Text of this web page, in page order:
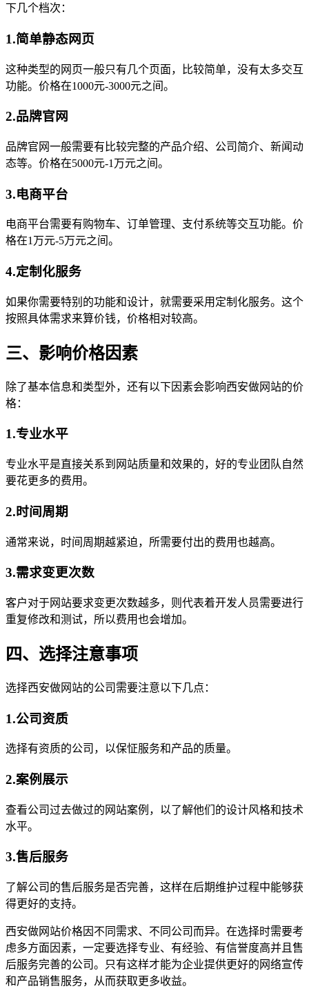
下几个档次：
1.简单静态网页
这种类型的网页一般只有几个页面，比较简单，没有太多交互
功能。价格在1000元-3000元之间。
2.品牌官网
品牌官网一般需要有比较完整的产品介绍、公司简介、新闻动
态等。价格在5000元-1万元之间。
3.电商平台
电商平台需要有购物车、订单管理、支付系统等交互功能。价
格在1万元-5万元之间。
4.定制化服务
如果你需要特别的功能和设计，就需要采用定制化服务。这个
按照具体需求来算价钱，价格相对较高。
三、影响价格因素
除了基本信息和类型外，还有以下因素会影响西安做网站的价
格：
1.专业水平
专业水平是直接关系到网站质量和效果的，好的专业团队自然
要花更多的费用。
2.时间周期
通常来说，时间周期越紧迫，所需要付出的费用也越高。
3.需求变更次数
客户对于网站要求变更次数越多，则代表着开发人员需要进行
重复修改和测试，所以费用也会增加。
四、选择注意事项
选择西安做网站的公司需要注意以下几点：
1.公司资质
选择有资质的公司，以保怔服务和产品的质量。
2.案例展示
查看公司过去做过的网站案例，以了解他们的设计风格和技术
水平。
3.售后服务
了解公司的售后服务是否完善，这样在后期维护过程中能够获
得更好的支持。
西安做网站价格因不同需求、不同公司而异。在选择时需要考
虑多方面因素，一定要选择专业、有经验、有信誉度高并且售
后服务完善的公司。只有这样才能为企业提供更好的网络宣传
和产品销售服务，从而获取更多收益。